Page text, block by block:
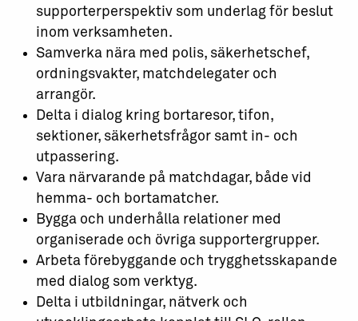
supporterperspektiv som underlag för beslut
inom verksamheten.
Samverka nära med polis, säkerhetschef,
ordningsvakter, matchdelegater och
arrangör.
Delta i dialog kring bortaresor, tifon,
sektioner, säkerhetsfrågor samt in- och
utpassering.
Vara närvarande på matchdagar, både vid
hemma- och bortamatcher.
Bygga och underhålla relationer med
organiserade och övriga supportergrupper.
Arbeta förebyggande och trygghetsskapande
med dialog som verktyg.
Delta i utbildningar, nätverk och